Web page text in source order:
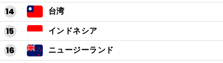
台湾
インドネシア
ニュージーランド